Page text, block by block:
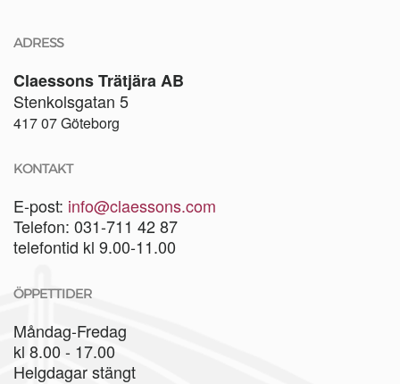
ADRESS
Claessons Trätjära AB
Stenkolsgatan 5
417 07 Göteborg
KONTAKT
E-post: info@claessons.com
Telefon: 031-711 42 87
telefontid kl 9.00-11.00
ÖPPETTIDER
Måndag-Fredag
kl 8.00 - 17.00
Helgdagar stängt